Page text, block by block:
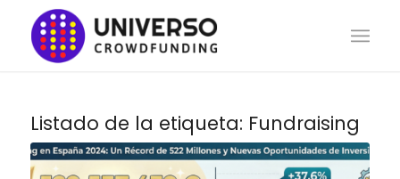
Listado de la etiqueta: Fundraising